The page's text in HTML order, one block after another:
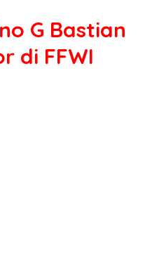
G Bastian
di FFWI